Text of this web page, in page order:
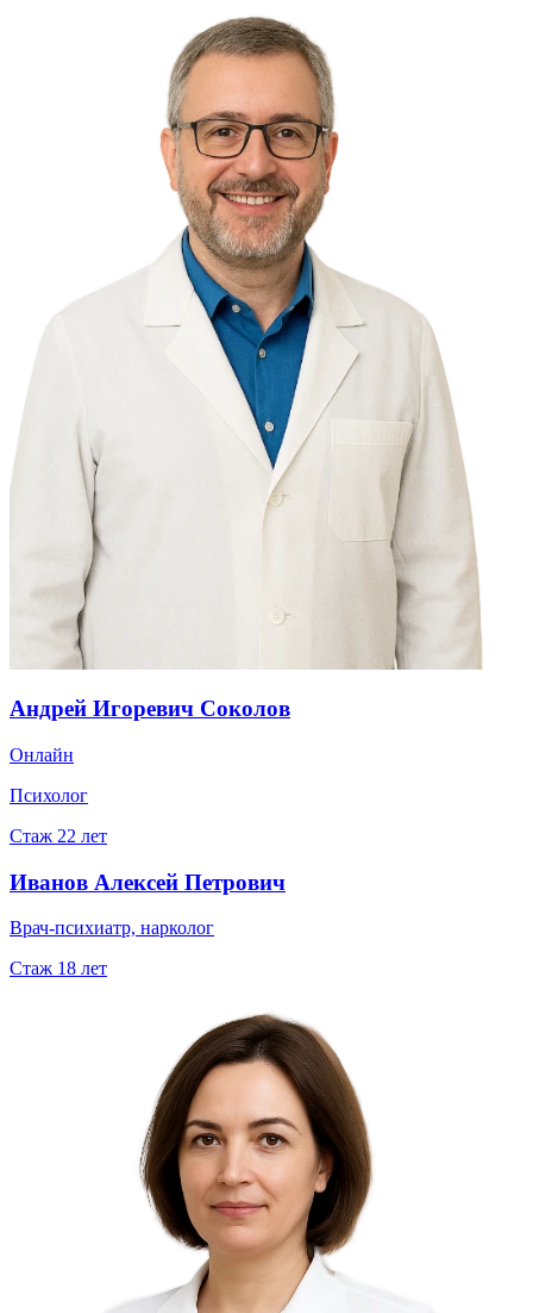
Андрей Игоревич Соколов
Онлайн
Психолог
Стаж 22 лет
Иванов Алексей Петрович
Врач-психиатр, нарколог
Стаж 18 лет